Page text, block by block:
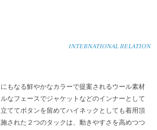
INTERNATIONAL RELATION
もなる鮮やかなカラーで提案されるウール素材
なフェースでジャケットなどのインナーとして
ててボタンを留めてハイネックとしても着用頂
された２つのタックは、動きやすさを高めつつ